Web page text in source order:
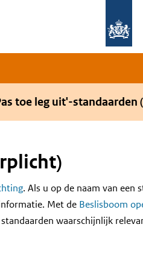
toe leg uit'-standaarden
. Als u op de naam van een
Met de Beslisboom
waarschijnlijk